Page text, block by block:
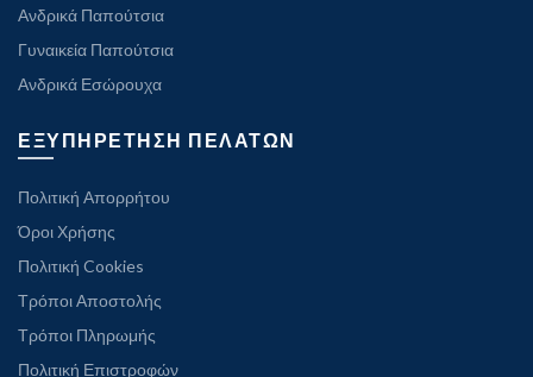
Ανδρικά Παπούτσια
Γυναικεία Παπούτσια
Ανδρικά Εσώρουχα
ΕΞΥΠΗΡΕΤΗΣΗ ΠΕΛΑΤΩΝ
Πολιτική Απορρήτου
Όροι Χρήσης
Πολιτική Cookies
Τρόποι Αποστολής
Τρόποι Πληρωμής
Πολιτική Επιστροφών